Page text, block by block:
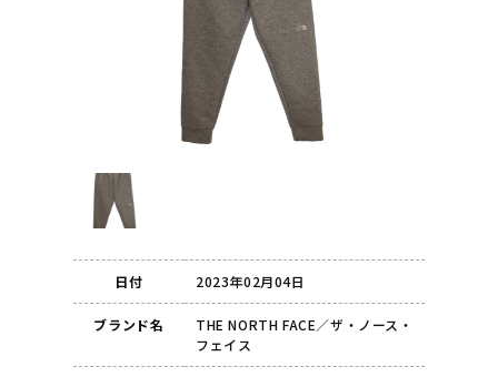
日付 2023年02月04日
ブランド名
THE NORTH FACE／ザ・ノース・
フェイス